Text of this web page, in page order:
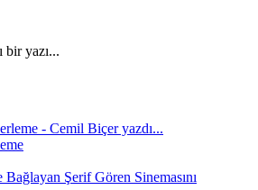
bir yazı...